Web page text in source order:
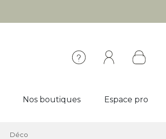
Nos boutiques Espace pro
Déco